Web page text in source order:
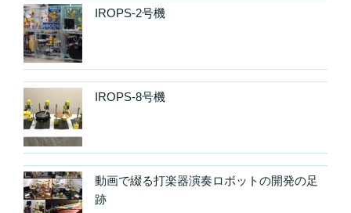
IROPS-2号機
IROPS-8号機
動画で綴る打楽器演奏ロボットの開発の足
跡